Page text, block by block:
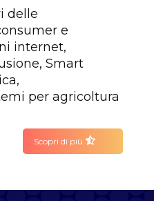
delle
e
internet,
Smart
per agricoltura
Scopri di più